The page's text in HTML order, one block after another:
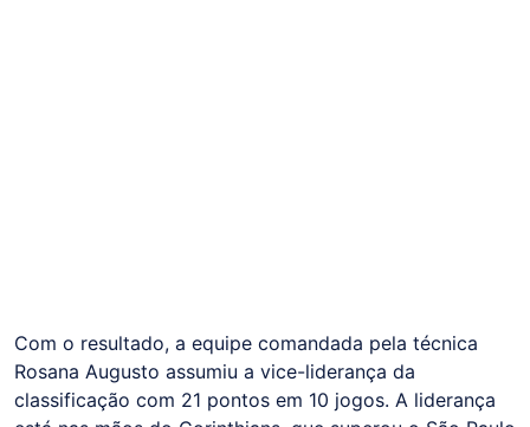
Com o resultado, a equipe comandada pela técnica
Rosana Augusto assumiu a vice-liderança da
classificação com 21 pontos em 10 jogos. A liderança